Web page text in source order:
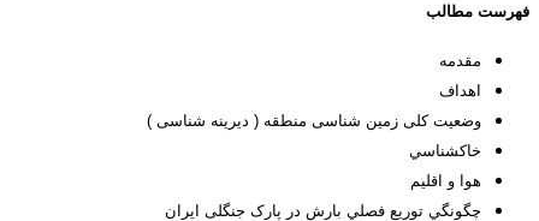
فهرست مطالب
مقدمه
اهداف
وضعیت کلی زمین شناسی منطقه ( دیرینه شناسی )
خاكشناسي
هوا و اقليم
چگونگي توريع فصلي بارش در پارک جنگلی ایران